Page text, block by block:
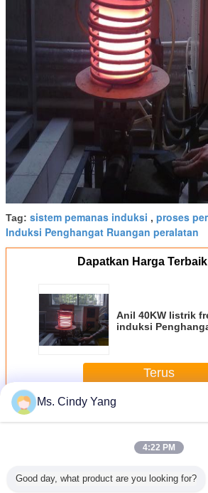
Tag: sistem pemanas induksi , proses
Induksi Penghangat Ruangan peralatan
Dapatkan Harga
Anil 40KW listrik
induksi
Terus
Lebih Induksi Anil Mesin
Ms. Cindy Yang
4:22 PM
Good day, what product are you looking for?